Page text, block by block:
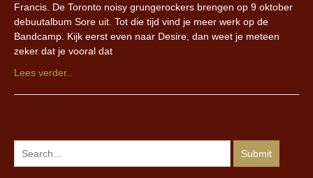
Francis. De Toronto noisy grungerockers brengen op 9 oktober
debuutalbum Sore uit. Tot die tijd vind je meer werk op de
Bandcamp. Kijk eerst even naar Desire, dan weet je meteen
zeker dat je vooral dat
Lees verder..